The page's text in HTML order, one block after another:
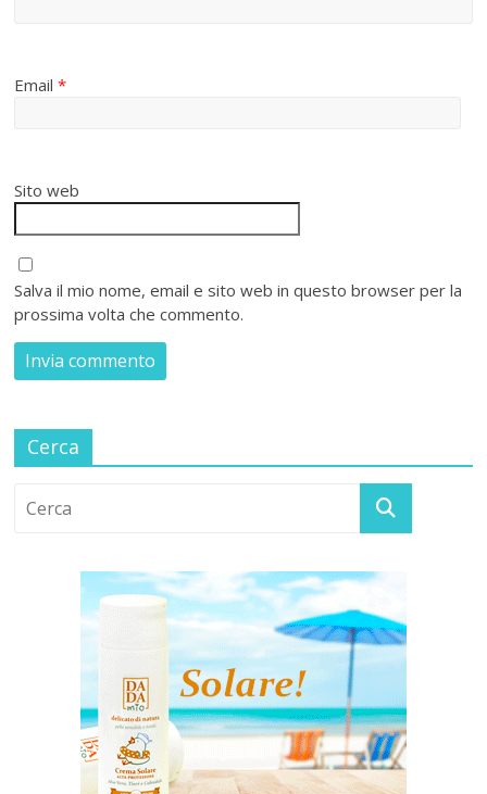
Email*
Sito web
Salva il mio nome, email e sito web in questo browser per la
prossima volta che commento.
Cerca